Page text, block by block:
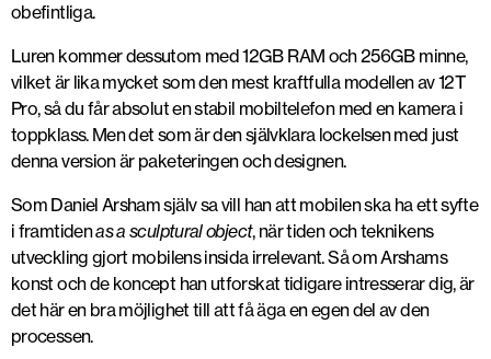
obefintliga.
Luren kommer dessutom med 12GB RAM och 256GB minne,
vilket är lika mycket som den mest kraftfulla modellen av 12T
Pro, så du får absolut en stabil mobiltelefon med en kamera i
toppklass. Men det som är den självklara lockelsen med just
denna version är paketeringen och designen.
Som Daniel Arsham själv sa vill han att mobilen ska ha ett syfte
i framtidenas a sculptural object, när tiden och teknikens
utveckling gjort mobilens insida irrelevant. Så om Arshams
konst och de koncept han utforskat tidigare intresserar dig, är
det här en bra möjlighet till att få äga en egen del av den
processen.